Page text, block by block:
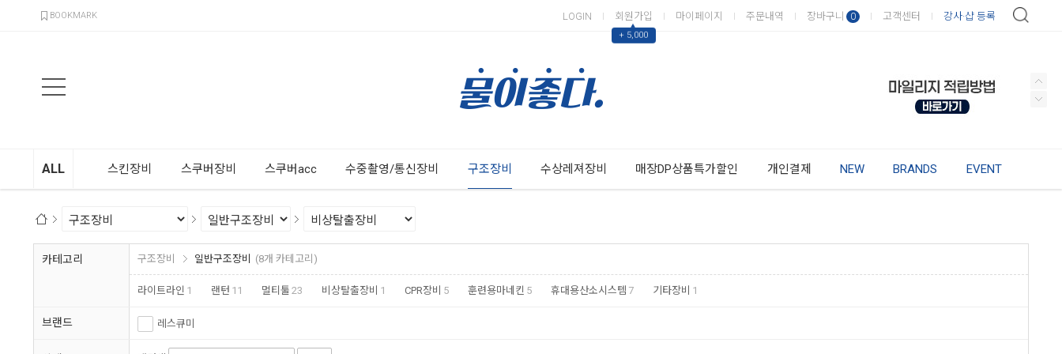
BOOKMARK LOGIN 회원가입
▲
+ 5,000
마이페이지 주문내역 장바구니 0 고객센터 강사·샵 등록
ALL 스킨장비 스쿠버장비 스쿠버acc 수중촬영/통신장비 구조장비 수상레져장비 매장DP상품특가할인 개인결제 NEW BRANDS EVENT
카테고리 구조장비 일반구조장비 (8개 카테고리)
라이트라인 1 랜턴 11 멀티툴 23 비상탈출장비 1 CPR장비 5 훈련용마네킨 5 휴대용산소시스템 7 기타장비 1
브랜드 레스큐미